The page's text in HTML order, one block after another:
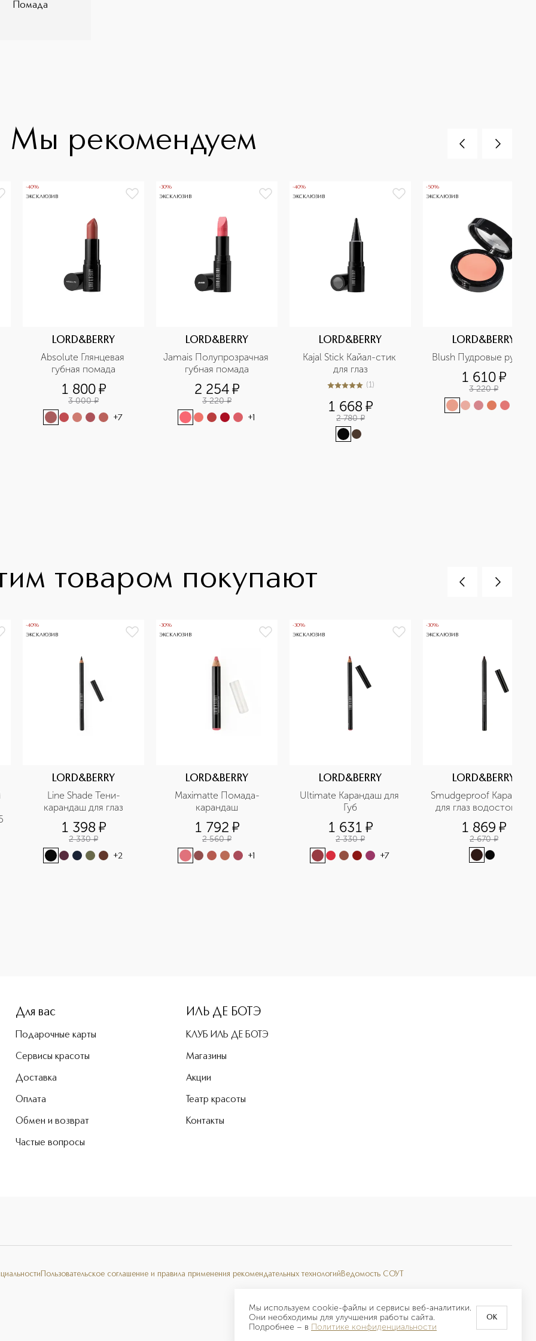
Мы используем cookie-файлы и сервисы веб-аналитики.
Они необходимы для улучшения работы сайта.
Подробнее – в Политике конфиденциальности
OK
Помада
Мы рекомендуем
-40%
ЭКСКЛЮЗИВ
LORD&BERRY
Absolute Глянцевая
губная помада
1 800¤
3 000 ¤
+7
-30%
ЭКСКЛЮЗИВ
LORD&BERRY
Jamais Полупрозрачная
губная помада
2 254¤
3 220 ¤
+1
-40%
ЭКСКЛЮЗИВ
LORD&BERRY
Kajal Stick Кайал-стик
для глаз
5из 51 (1)
1 668 ¤
2 780 ¤
-50%
ЭКСКЛЮЗИВ
LORD&BERRY
Blush Пудровые румяна
1 610¤
3 220 ¤
товаром покупают
-40%
ЭКСКЛЮЗИВ
LORD&BERRY
Line Shade Тени-
карандаш для глаз
1 398 ¤
2 330 ¤
+2
-30%
ЭКСКЛЮЗИВ
LORD&BERRY
Maximatte Помада-
карандаш
1 792 ¤
2 560 ¤
+1
-30%
ЭКСКЛЮЗИВ
LORD&BERRY
Ultimate Карандаш для
Губ
1 631 ¤
2 330 ¤
+7
-30%
ЭКСКЛЮЗИВ
LORD&BERRY
Smudgeproof Карандаш
для глаз водостойкий
1 869 ¤
2 670 ¤
Для вас
Подарочные карты
Сервисы красоты
Доставка
Оплата
Обмен и возврат
Частые вопросы
ИЛЬ ДЕ БОТЭ
КЛУБ ИЛЬ ДЕ БОТЭ
Магазины
Акции
Театр красоты
Контакты
Пользовательское соглашение и правила применения рекомендательных технологий Ведомость СОУТ